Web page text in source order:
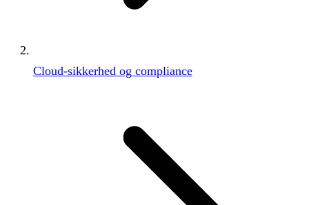
Cloud-sikkerhed og compliance